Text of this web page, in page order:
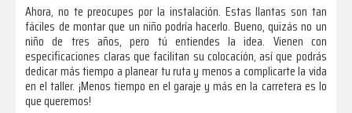
Ahora, no te preocupes por la instalación. Estas llantas son tan
fáciles de montar que un niño podría hacerlo. Bueno, quizás no un
niño de tres años, pero tú entiendes la idea. Vienen con
especificaciones claras que facilitan su colocación, así que podrás
dedicar más tiempo a planear tu ruta y menos a complicarte la vida
en el taller. ¡Menos tiempo en el garaje y más en la carretera es lo
que queremos!